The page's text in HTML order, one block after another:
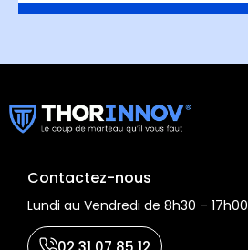
Contactez-nous
Lundi au Vendredi de 8h30 – 17h00